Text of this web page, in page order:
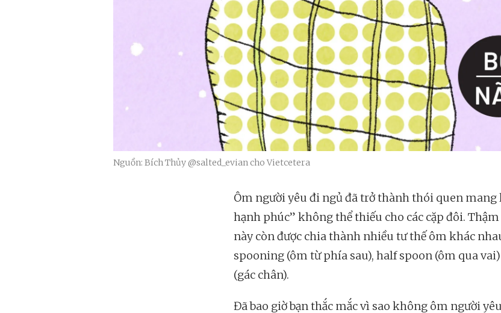
Nguồn: Bích Thủy @salted_evian cho Vietcetera
Ôm người yêu đi ngủ đã trở thành thói quen
hạnh phúc” không thể thiếu cho các cặp đôi.
này còn được chia thành nhiều tư thế ôm khác
spooning (ôm từ phía sau), half spoon (ôm qua
(gác chân).
Đã bao giờ bạn thắc mắc vì sao không ôm người